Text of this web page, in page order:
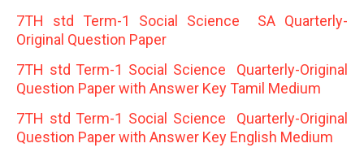
7TH std Term-1 Social Science SA Quarterly-
Original Question Paper
7TH std Term-1 Social Science Quarterly-Original
Question Paper with Answer Key Tamil Medium
7TH std Term-1 Social Science Quarterly-Original
Question Paper with Answer Key English Medium